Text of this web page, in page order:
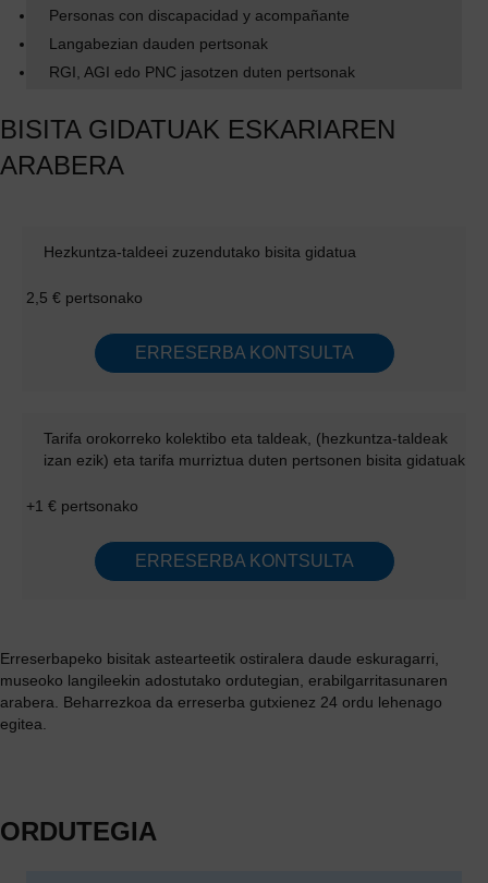
Personas con discapacidad y acompañante
Langabezian dauden pertsonak
RGI, AGI edo PNC jasotzen duten pertsonak
BISITA GIDATUAK ESKARIAREN
ARABERA
Hezkuntza-taldeei zuzendutako bisita gidatua
2,5 € pertsonako
ERRESERBA KONTSULTA
Tarifa orokorreko kolektibo eta taldeak, (hezkuntza-taldeak
izan ezik) eta tarifa murriztua duten pertsonen bisita gidatuak
+1 € pertsonako
ERRESERBA KONTSULTA
Erreserbapeko bisitak astearteetik ostiralera daude eskuragarri,
museoko langileekin adostutako ordutegian, erabilgarritasunaren
arabera. Beharrezkoa da erreserba gutxienez 24 ordu lehenago
egitea.
ORDUTEGIA